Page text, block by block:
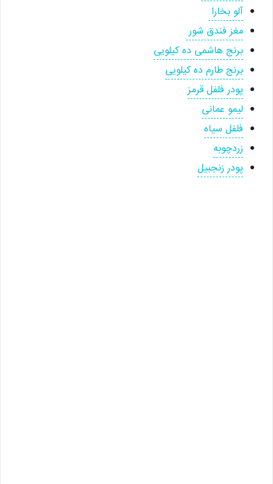
آلو بخارا
مغز فندق شور
برنج هاشمی ده کیلویی
برنج طارم ده کیلویی
پودر فلفل قرمز
لیمو عمانی
فلفل سیاه
زردچوبه
پودر زنجبیل